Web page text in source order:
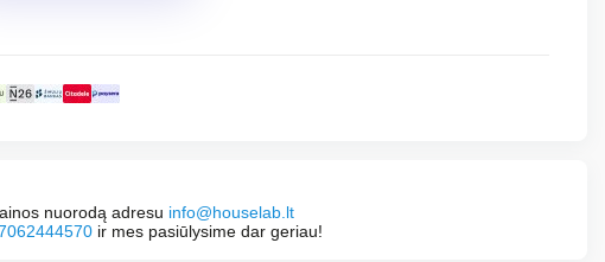
nuorodą adresu info@houselab.lt
ir mes pasiūlysime dar geriau!